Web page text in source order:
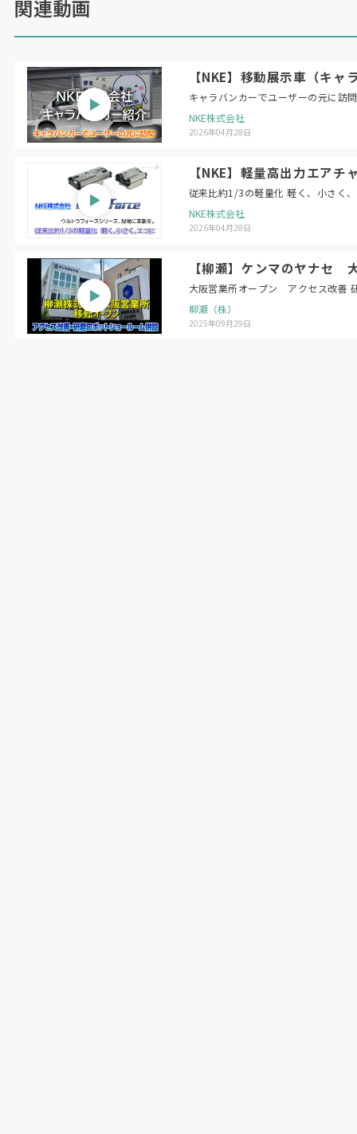
関連動画
【NKE】移動展示車（キ
キャラバンカーでユーザーの元に訪問
NKE株式会社
2026年04月28日
【NKE】軽量高出力エア
従来比約1/3の軽量化 軽く、小さく
NKE株式会社
2026年04月28日
【柳瀬】ケンマのヤナセ
大阪営業所オープン アクセス改善
柳瀬（株）
2025年09月29日